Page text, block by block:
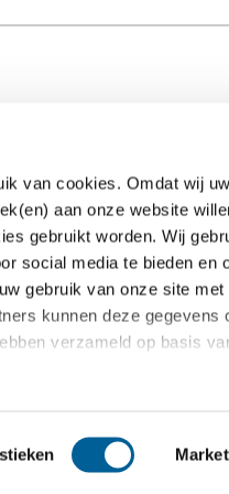
van cookies. Omdat wij
aan onze website
gebruikt worden. Wij
social media te bieden en
gebruik van onze site met
kunnen deze gegevens
verzameld op basis